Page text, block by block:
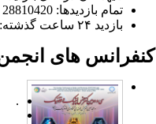
تمام بازدید‌ها: 28810420 بازدید
بازدید ۲۴ ساعت گذشته: 79525 بازدید
های انجمن
.